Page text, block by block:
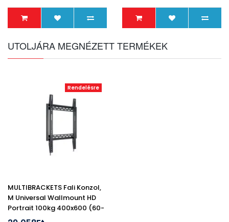
UTOLJÁRA MEGNÉZETT TERMÉKEK
Rendelésre
MULTIBRACKETS Fali Konzol,
M Universal Wallmount HD
Portrait 100kg 400x600 (60-
100")